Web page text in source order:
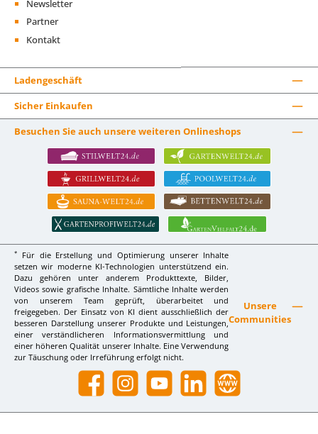
Newsletter
Partner
Kontakt
Ladengeschäft
Sicher Einkaufen
Besuchen Sie auch unsere weiteren Onlineshops
*
Für die Erstellung und Optimierung unserer Inhalte
setzen wir moderne KI-Technologien unterstützend ein.
Dazu gehören unter anderem Produkttexte, Bilder,
Videos sowie grafische Inhalte. Sämtliche Inhalte werden
von unserem Team geprüft, überarbeitet und
freigegeben. Der Einsatz von KI dient ausschließlich der
besseren Darstellung unserer Produkte und Leistungen,
einer verständlicheren Informationsvermittlung und
einer höheren Qualität unserer Inhalte. Eine Verwendung
zur Täuschung oder Irreführung erfolgt nicht.
Unsere
Communities
Facebook InstagramYouTube LinkedIn Website